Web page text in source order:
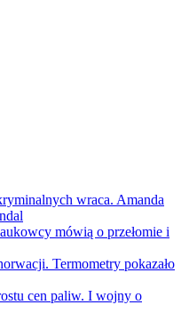
wraca. Amanda
mówią o przełomie i
Termometry pokazało
cen paliw. I wojny o